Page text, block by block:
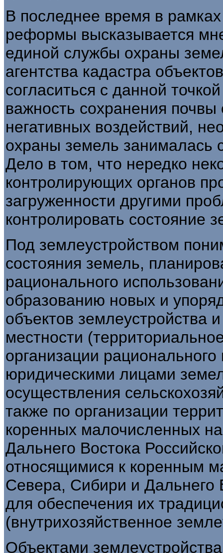
В последнее время в
реформы высказывается
единой службы охраны
агентства кадастра
согласиться с данной
важность сохранения почвы
негативных воздействий,
охраны земель занималась
Дело в том, что нередко
контролирующих органов
загруженности другими
контролировать состояние
Под землеустройством
состояния земель,
рационального
образованию новых и
объектов землеустройства
местности
организации
юридическими лицами
осуществления
также по организации
коренных малочисленных
Дальнего Востока
относящимися к коренным
Севера, Сибири и Дальнего
для обеспечения их
(внутрихозяйственное
Объектами